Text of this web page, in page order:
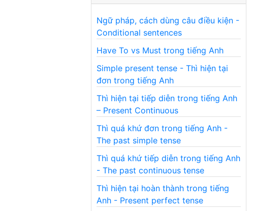
Ngữ pháp, cách dùng câu điều kiện -
Conditional sentences
Have To vs Must trong tiếng Anh
Simple present tense - Thì hiện tại
đơn trong tiếng Anh
Thì hiện tại tiếp diễn trong tiếng Anh
– Present Continuous
Thì quá khứ đơn trong tiếng Anh -
The past simple tense
Thì quá khứ tiếp diễn trong tiếng Anh
- The past continuous tense
Thì hiện tại hoàn thành trong tiếng
Anh - Present perfect tense